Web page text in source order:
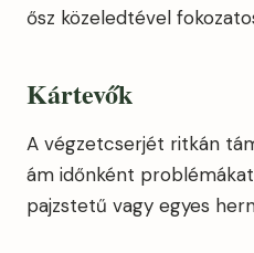
ősz közeledtével
Kártevők
A végzetcserjét ritkán
ám időnként
pajzstetű vagy egyes